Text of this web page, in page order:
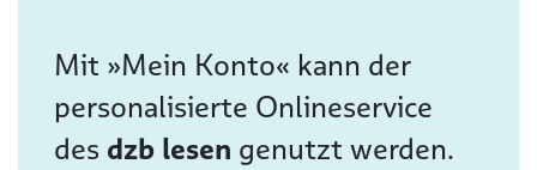
Mit »Mein Konto« kann der
personalisierte Onlineservice
des dzb lesen genutzt werden.